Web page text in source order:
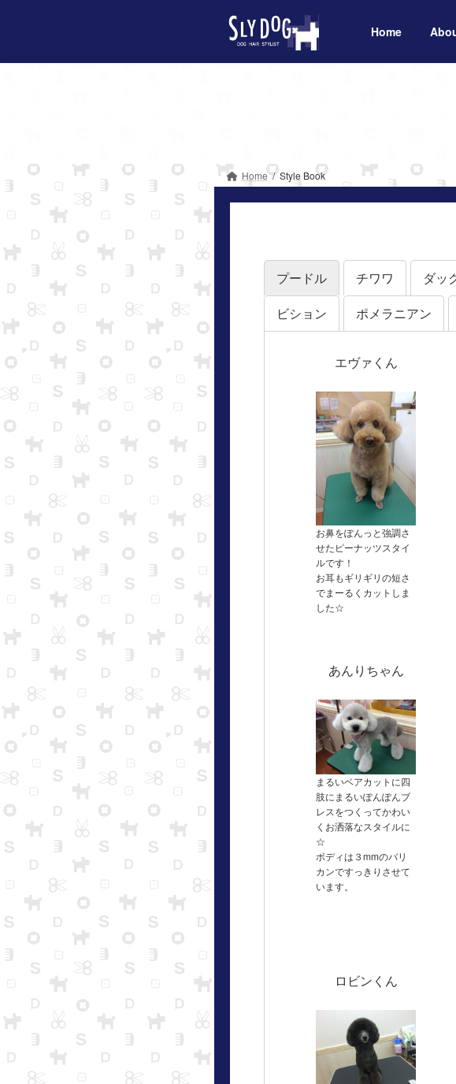
ン
プ
ー
動
Home
Home Style Book
プードル チワワ ダッ
ビション
ポメラニアン
エヴァくん
お鼻をぽんっと強調さ
せたピーナッツスタイ
ルです！
お耳もギリギリの短さ
でまーるくカットしま
した☆
あんりちゃん
まるいベアカットに四
肢にまるいぽんぽんブ
レスをつくってかわい
くお洒落なスタイルに
☆
ボディは３mmのバリ
カンですっきりさせて
います。
ロビンくん